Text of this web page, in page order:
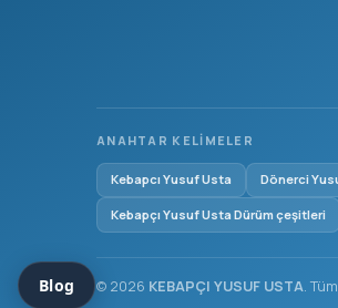
ANAHTAR KELIMELER
Kebapcı Yusuf Usta Dönerci
Kebapçı Yusuf Usta Dürüm çeşitleri
© 2026 KEBAPÇI YUSUF USTA.
Blog